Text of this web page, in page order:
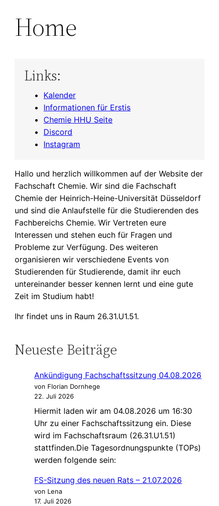
Home
Links:
Kalender
Informationen für Erstis
Chemie HHU Seite
Discord
Instagram
Hallo und herzlich willkommen auf der Website der
Fachschaft Chemie. Wir sind die Fachschaft
Chemie der Heinrich-Heine-Universität Düsseldorf
und sind die Anlaufstelle für die Studierenden des
Fachbereichs Chemie. Wir Vertreten eure
Interessen und stehen euch für Fragen und
Probleme zur Verfügung. Des weiteren
organisieren wir verschiedene Events von
Studierenden für Studierende, damit ihr euch
untereinander besser kennen lernt und eine gute
Zeit im Studium habt!
Ihr findet uns in Raum 26.31.U1.51.
Neueste Beiträge
Ankündigung Fachschaftssitzung 04.08.2026
von Florian Dornhege
22. Juli 2026
Hiermit laden wir am 04.08.2026 um 16:30
Uhr zu einer Fachschaftssitzung ein. Diese
wird im Fachschaftsraum (26.31.U1.51)
stattfinden.Die Tagesordnungspunkte (TOPs)
werden folgende sein:
FS-Sitzung des neuen Rats – 21.07.2026
von Lena
17. Juli 2026